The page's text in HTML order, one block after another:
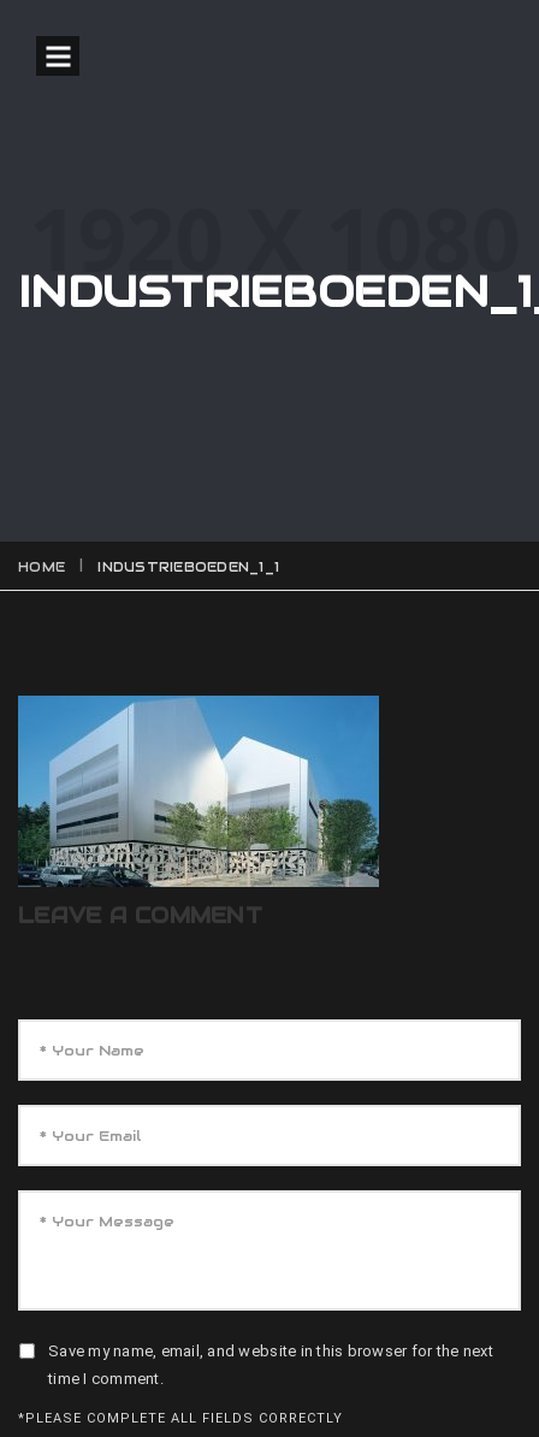
HOME INDUSTRIEBOEDEN_1_1
LEAVE A COMMENT
Save my name, email, and website in this browser for the next
time I comment.
*PLEASE COMPLETE ALL FIELDS CORRECTLY